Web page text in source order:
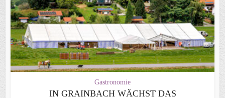
Gastronomie
IN GRAINBACH WÄCHST DAS